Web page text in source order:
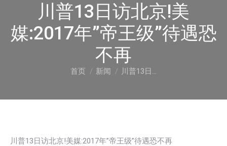
川普13日访北京!美
媒:2017年”帝王级”待遇恐
不再
您在这里：
首页 新闻 川普13日…
川普13日访北京!美媒:2017年”帝王级”待遇恐不再